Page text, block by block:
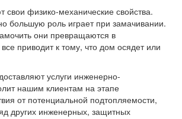
свои физико-механические свойства.
большую роль играет при замачивании.
они превращаются в
приводит к тому, что дом осядет или
услуги инженерно-
нашим клиентам на этапе
от потенциальной подтопляемости,
других инженерных, защитных